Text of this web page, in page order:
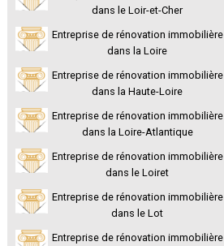
dans le Loir-et-Cher
Entreprise de rénovation immobilière
dans la Loire
Entreprise de rénovation immobilière
dans la Haute-Loire
Entreprise de rénovation immobilière
dans la Loire-Atlantique
Entreprise de rénovation immobilière
dans le Loiret
Entreprise de rénovation immobilière
dans le Lot
Entreprise de rénovation immobilière